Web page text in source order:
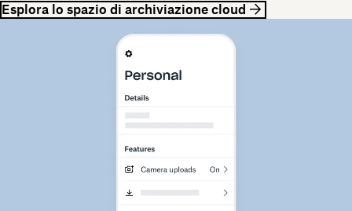
Esplora lo spazio di archiviazione cloud